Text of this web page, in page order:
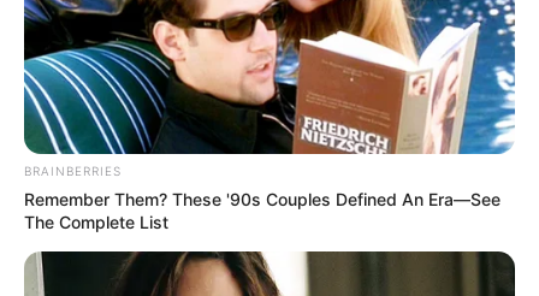
BRAINBERRIES
Remember Them? These '90s Couples Defined An Era—See
The Complete List